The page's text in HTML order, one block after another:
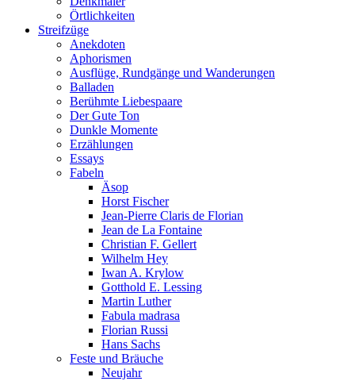
Örtlichkeiten
Streifzüge
Anekdoten
Aphorismen
Ausflüge, Rundgänge und Wanderungen
Balladen
Berühmte Liebespaare
Der Gute Ton
Dunkle Momente
Erzählungen
Essays
Fabeln
Äsop
Horst Fischer
Jean-Pierre Claris de Florian
Jean de La Fontaine
Christian F. Gellert
Wilhelm Hey
Iwan A. Krylow
Gotthold E. Lessing
Martin Luther
Fabula madrasa
Florian Russi
Hans Sachs
Feste und Bräuche
Neujahr